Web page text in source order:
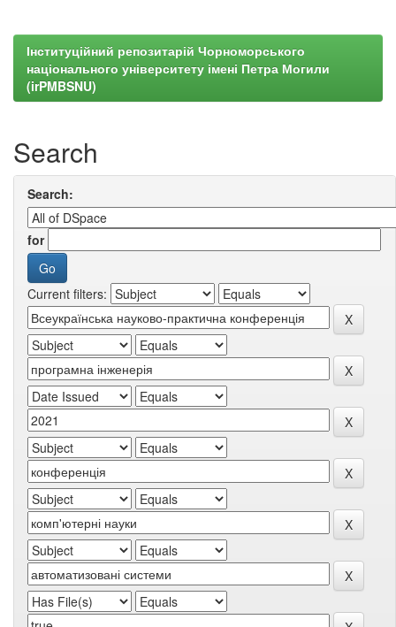
Інституційний репозитарій Чорноморського
національного університету імені Петра Могили
(irPMBSNU)
Search
Search:
for
Current filters: